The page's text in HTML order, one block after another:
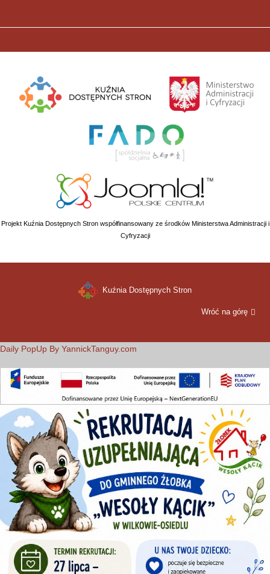
Projekt Kuźnia Dostępnych Stron współfinansowany ze środków Ministerstwa Administracji i
Cyfryzacji
Kuźnia Dostępnych Stron
Wróć na górę
Daily PopUp By YannickTanguy.com